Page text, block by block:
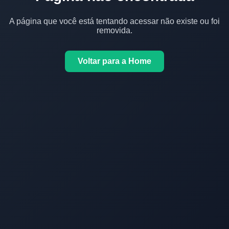
A página que você está tentando acessar não existe ou foi
removida.
Voltar para a Home